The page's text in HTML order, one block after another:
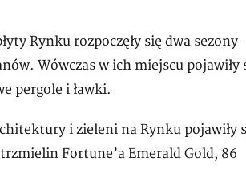
Rynku rozpoczęły się dwa sezony
Wówczas w ich miejscu pojawiły
pergole i ławki.
i zieleni na Rynku pojawiły
Fortune’a Emerald Gold, 86